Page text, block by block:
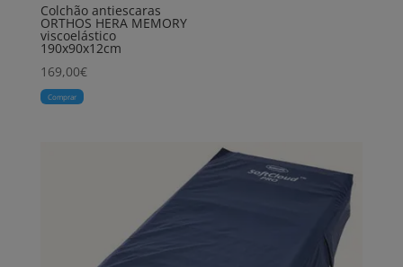
Colchão antiescaras
ORTHOS HERA MEMORY
viscoelástico
190x90x12cm
169,00€
Comprar